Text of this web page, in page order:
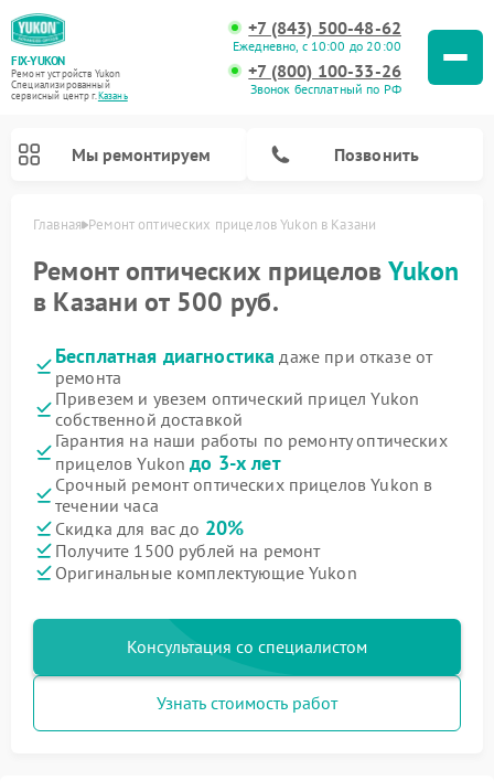
FIX-YUKON
Ремонт устройств Yukon
Специализированный
cервисный центр г.Казань
+7 (843) 500-48-62
Ежедневно, с 10:00 до 20:00
+7 (800) 100-33-26
Звонок бесплатный по РФ
Мы ремонтируем Позвонить
Главная Ремонт оптических прицелов Yukon в Казани
Ремонт оптических прицеловYukon
в Казани от 500 руб.
Бесплатная диагностика даже при отказе от
ремонта
Привезем и увезем оптический прицел Yukon
собственной доставкой
Гарантия на наши работы по ремонту оптических
прицелов Yukonдо 3-х лет
Срочный ремонт оптических прицелов Yukon в
течении часа
Скидка для вас до 20%
Получите 1500 рублей на ремонт
Оригинальные комплектующие Yukon
Консультация со специалистом
Узнать стоимость работ